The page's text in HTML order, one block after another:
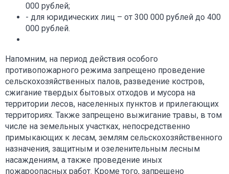
000 рублей;
- для юридических лиц – от 300 000 рублей до 400
000 рублей.
Напомним, на период действия особого
противопожарного режима запрещено проведение
сельскохозяйственных палов, разведение костров,
сжигание твердых бытовых отходов и мусора на
территории лесов, населенных пунктов и прилегающих
территориях. Также запрещено выжигание травы, в том
числе на земельных участках, непосредственно
примыкающих к лесам, землям сельскохозяйственного
назначения, защитным и озеленительным лесным
насаждениям, а также проведение иных
пожароопасных работ. Кроме того, запрещено